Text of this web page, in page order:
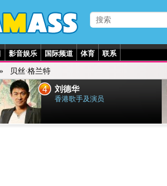
影音娱乐 国际频道 体育 联系
贝丝·格兰特
4 刘德华
香港歌手及演员